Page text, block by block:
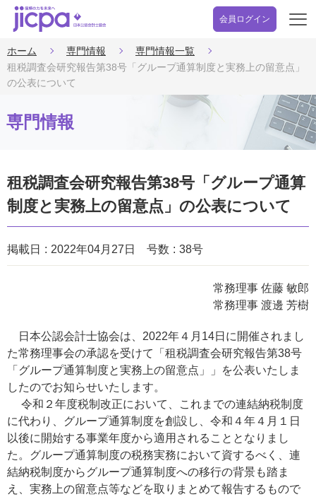
会員ログイン
開
ホーム 専門情報
専門情報一覧
租税調査会研究報告第38号「グループ通算制度と実務上の留意点」
の公表について
専門情報
租税調査会研究報告第38号「グループ通算
制度と実務上の留意点」の公表について
掲載日 2022年04月27日 号数 38号
常務理事 佐藤 敏郎
常務理事 渡邊 芳樹
日本公認会計士協会は、2022年４月14日に開催されまし
た常務理事会の承認を受けて「租税調査会研究報告第38号
「グループ通算制度と実務上の留意点」」を公表いたしま
したのでお知らせいたします。
令和２年度税制改正において、これまでの連結納税制度
に代わり、グループ通算制度を創設し、令和４年４月１日
以後に開始する事業年度から適用されることとなりまし
た。グループ通算制度の税務実務において資するべく、連
結納税制度からグループ通算制度への移行の背景も踏ま
え、実務上の留意点等などを取りまとめて報告するもので